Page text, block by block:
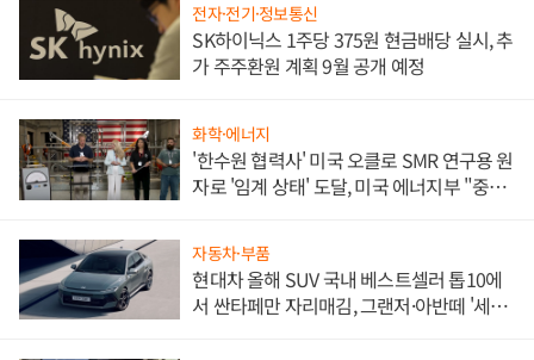
전자·전기·정보통신
SK하이닉스 1주당 375원 현금배당 실시, 추
가 주주환원 계획 9월 공개 예정
화학·에너지
'한수원 협력사' 미국 오클로 SMR 연구용 원
자로 '임계 상태' 도달, 미국 에너지부 "중요
자동차·부품
현대차 올해 SUV 국내 베스트셀러 톱10에
서 싼타페만 자리매김, 그랜저·아반떼 '세단